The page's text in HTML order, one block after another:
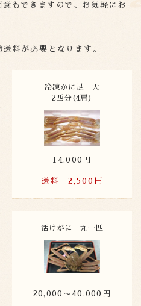
もできますので、お気軽にお
料が必要となります。
冷凍かに足 大
2匹分(4肩)
14,000円
送料 2,500円
活けがに 丸一匹
20,000〜40,000円